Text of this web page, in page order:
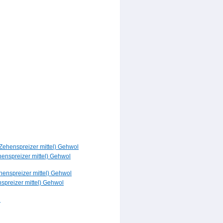
mittel) Gehwol
mittel) Gehwol